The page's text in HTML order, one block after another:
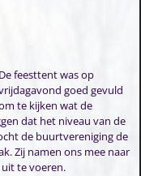
De feesttent was op
goed gevuld
te kijken wat de
dat het niveau van de
de buurtvereniging de
Zij namen ons mee naar
te voeren.